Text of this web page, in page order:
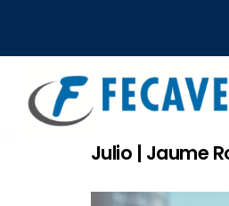
navigation
Julio | Jaume